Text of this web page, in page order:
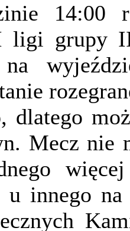
14:00
ligi
na
dlatego
Mecz nie
u innego